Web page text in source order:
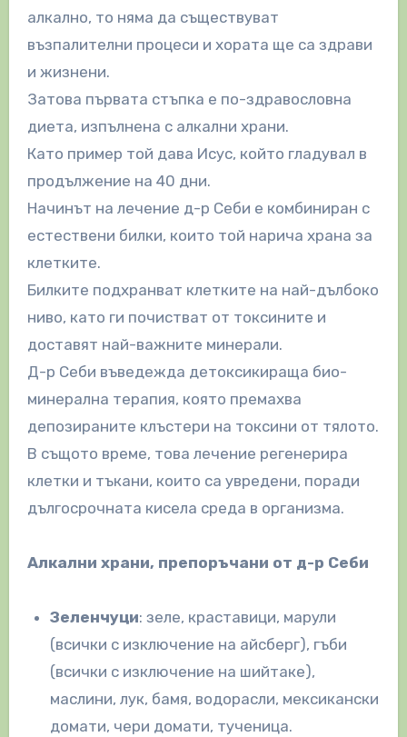
алкално, то няма да съществуват
възпалителни процеси и хората ще са здрави
и жизнени.
Затова първата стъпка е по-здравословна
диета, изпълнена с алкални храни.
Като пример той дава Исус, който гладувал в
продължение на 40 дни.
Начинът на лечение д-р Себи е комбиниран с
естествени билки, които той нарича храна за
клетките.
Билките подхранват клетките на най-дълбоко
ниво, като ги почистват от токсините и
доставят най-важните минерали.
Д-р Себи въведежда детоксикираща био-
минерална терапия, която премахва
депозираните клъстери на токсини от тялото.
В същото време, това лечение регенерира
клетки и тъкани, които са увредени, поради
дългосрочната кисела среда в организма.
Алкални храни, препоръчани от д-р Себи
Зеленчуци: зеле, краставици, марули
(всички с изключение на айсберг), гъби
(всички с изключение на шийтаке),
маслини, лук, бамя, водорасли, мексикански
домати, чери домати, тученица.